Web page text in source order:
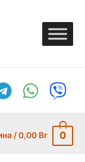
/0,00 Br 0